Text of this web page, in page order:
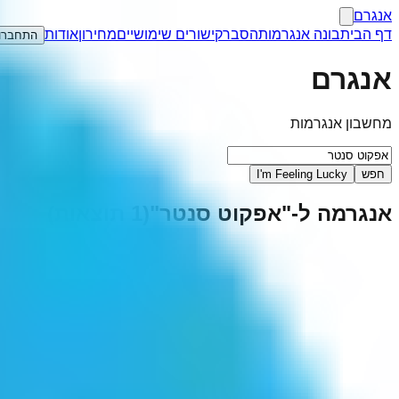
אנגרם
דף הביתבונה אנגרמותהסברקישורים שימושייםמחירוןאודות
אנגרם
מחשבון אנגרמות
חפש I'm Feeling Lucky
אנגרמה ל-"אפקוט סנטר